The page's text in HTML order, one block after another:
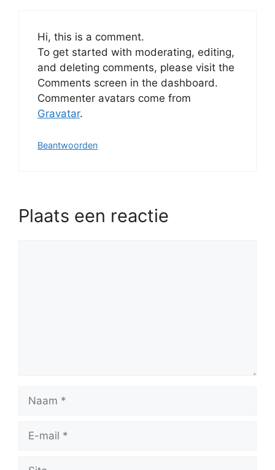
Hi, this is a comment.
To get started with moderating, editing,
and deleting comments, please visit the
Comments screen in the dashboard.
Commenter avatars come from
Gravatar.
Beantwoorden
Plaats een reactie
Naam
Site